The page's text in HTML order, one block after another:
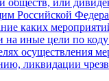
обществ, или
Российской
ка­ких
на иные цели по
осуществления
ликвидации